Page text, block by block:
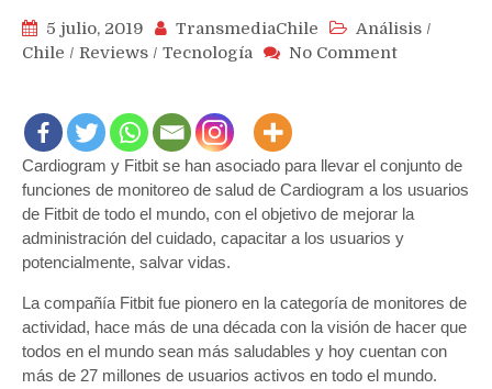
5 julio, 2019 TransmediaChile Análisis /
Chile / Reviews / Tecnología No Commenton
para
detección
de
salud
Cardiogram y Fitbit se han asociado para llevar el conjunto de
funciones de monitoreo de salud de Cardiogram a los usuarios
de Fitbit de todo el mundo, con el objetivo de mejorar la
administración del cuidado, capacitar a los usuarios y
potencialmente, salvar vidas.
La compañía Fitbit fue pionero en la categoría de monitores de
actividad, hace más de una década con la visión de hacer que
todos en el mundo sean más saludables y hoy cuentan con
más de 27 millones de usuarios activos en todo el mundo.